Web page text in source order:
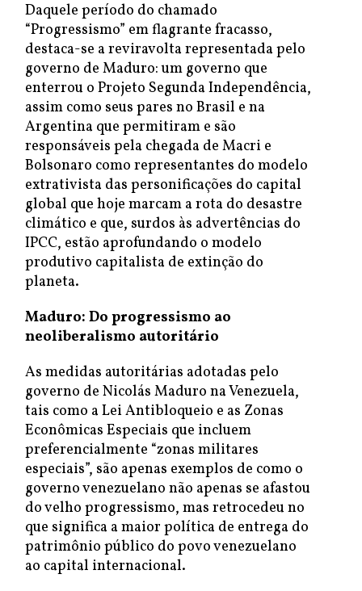
Daquele período do chamado
“Progressismo” em flagrante fracasso,
destaca-se a reviravolta representada pelo
governo de Maduro: um governo que
enterrou o Projeto Segunda Independência,
assim como seus pares no Brasil e na
Argentina que permitiram e são
responsáveis pela chegada de Macri e
Bolsonaro como representantes do modelo
extrativista das personificações do capital
global que hoje marcam a rota do desastre
climático e que, surdos às advertências do
IPCC, estão aprofundando o modelo
produtivo capitalista de extinção do
planeta.
Maduro: Do progressismo ao
neoliberalismo autoritário
As medidas autoritárias adotadas pelo
governo de Nicolás Maduro na Venezuela,
tais como a Lei Antibloqueio e as Zonas
Econômicas Especiais que incluem
preferencialmente “zonas militares
especiais”, são apenas exemplos de como o
governo venezuelano não apenas se afastou
do velho progressismo, mas retrocedeu no
que significa a maior política de entrega do
patrimônio público do povo venezuelano
ao capital internacional.